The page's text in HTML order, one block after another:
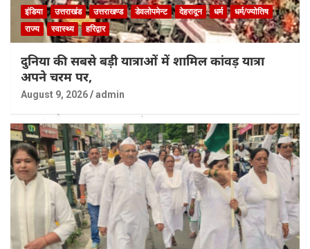
इंडिया उत्तराखंड उत्तराखण्ड डेवलोपमेन्ट देहरादून धर्म
धर्म/ज्योतिष
राज्य
स्वास्थ्य हरिद्वार
दुनिया की सबसे बड़ी यात्राओं में शामिल कांवड़ यात्रा
अपने चरम पर,
August 9, 2026 admin